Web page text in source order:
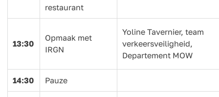
restaurant
13:30
Opmaak met
IRGN
Yoline Tavernier, team
verkeersveiligheid,
Departement MOW
14:30 Pauze